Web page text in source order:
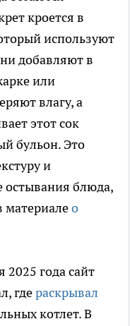
кроется в
используют
добавляют в
или
влагу, а
этот сок
бульон. Это
и
остывания блюда,
материалео
года сайт
гдераскрывал
котлет. В